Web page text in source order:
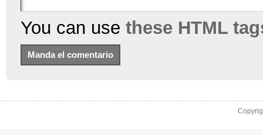
You can use these HTML